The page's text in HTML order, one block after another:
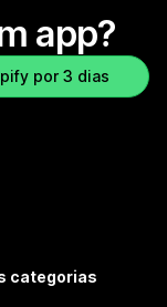
app?
por 3 dias
categorias